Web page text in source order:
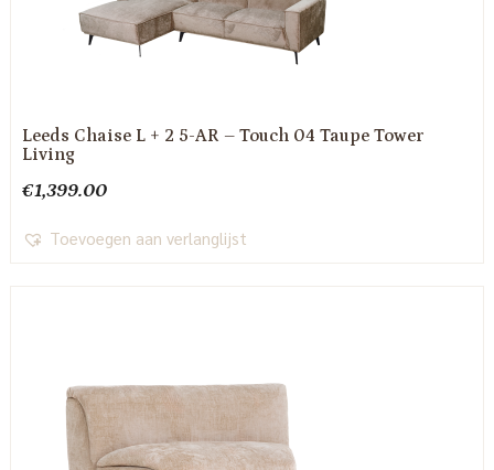
Leeds Chaise L + 2 5-AR – Touch 04 Taupe Tower
Living
€1,399.00
Toevoegen aan verlanglijst